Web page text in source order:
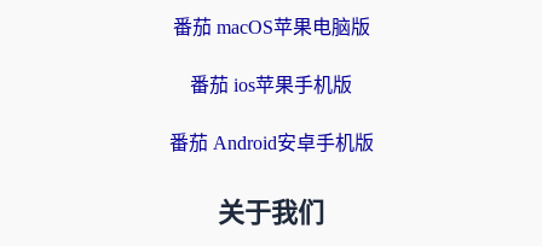
番茄 macOS苹果电脑版
番茄 ios苹果手机版
番茄 Android安卓手机版
关于我们